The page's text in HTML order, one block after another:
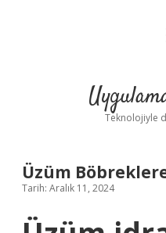
Teknolojiyle
Üzüm
Tarih: Aralık 11, 2024